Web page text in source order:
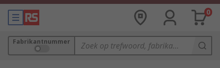
0
Fabrikantnummer